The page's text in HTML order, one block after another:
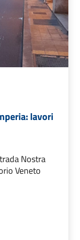
lavori
Nostra
Veneto